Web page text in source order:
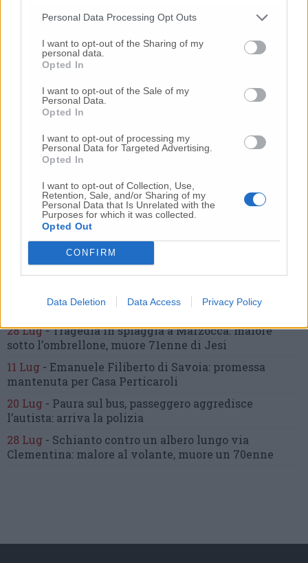
Personal Data Processing Opt Outs
I want to opt-out of the Sharing of my
personal data.
Opted In
I want to opt-out of the Sale of my
Personal Data.
Opted In
I want to opt-out of processing my
Personal Data for Targeted Advertising.
Opted In
I want to opt-out of Collection, Use,
Retention, Sale, and/or Sharing of my
Personal Data that Is Unrelated with the
Purposes for which it was collected.
Opted Out
CONFIRM
Data Deletion Data Access Privacy Policy
- Dà in escandescenze in spiaggia al Passetto.
Arrivano polizia ed Esercito
20 Lug-Cordoglio a Fabriano per la scomparsa
-Femminicidio di Loreto, chi è Sami
Khemaies:dalla condanna per spaccio
-Bomba d’acqua e grandine:strade come fiumi,
auto bloccate.
-Schianto sulla Provinciale:
muore Fabrizio Antonelli
27 Lug-Addio a Giorgio Pavani,per tutti “Bunny”,
storico commerciante di Lay Line
Choc in spiaggia,
bagnanti:uomo muore annegato(Foto)
Incidente sull’asse, un’auto ribaltata:
feriti, strada chiusa
28 Lug-Tragedia in spiaggia a Marzocca:malore
sotto l’ombrellone, muore 71enne di Jesi
11 Lug - Emanuele Filiberto di Savoia: promessa
mantenuta per Casa Perticaroli
20 Lug - Paura sul bus, passeggero aggredisce
l’autista: arriva la polizia
28 Lug - Schianto contro un albero lungo via
Clementina: malore al volante, muore un 70enne